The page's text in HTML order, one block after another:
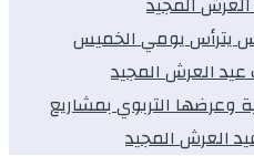
يترأس يومي الخميس
العرش المجيد
وعرضها التربوي بمشاريع
العرش المجيد